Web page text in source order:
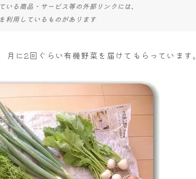
る商品・サービス等の外部リンクには、
利用しているものがあります
に2回ぐらい有機野菜を届けてもらっています。